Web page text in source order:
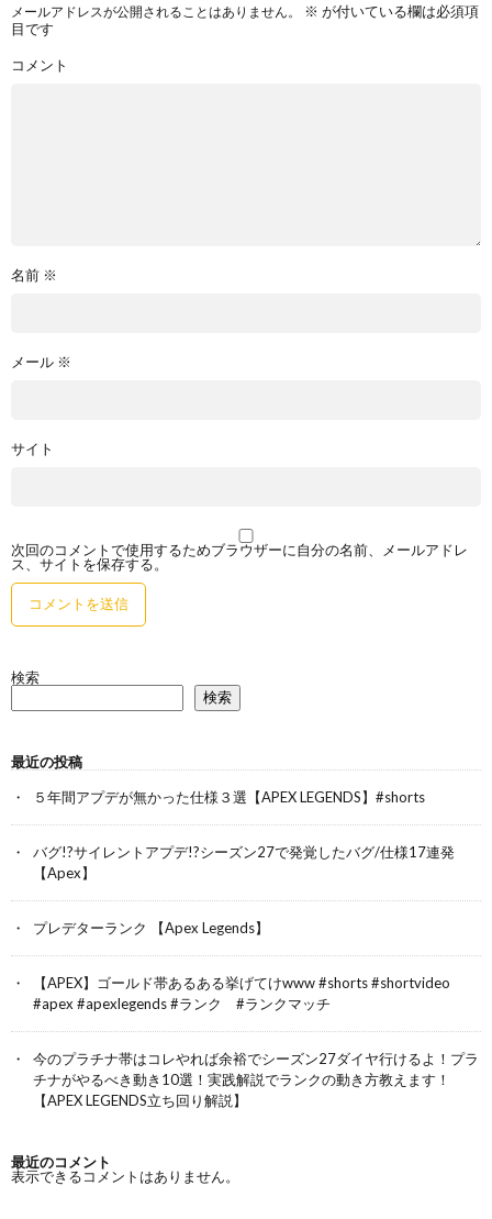
メールアドレスが公開されることはありません。 ※ が付いている欄は必須項
目です
コメント
名前 ※
メール ※
サイト
次回のコメントで使用するためブラウザーに自分の名前、メールアドレ
ス、サイトを保存する。
検索
検索
最近の投稿
５年間アプデが無かった仕様３選【APEX LEGENDS】#shorts
バグ!?サイレントアプデ!?シーズン27で発覚したバグ/仕様17連発
【Apex】
プレデターランク 【Apex Legends】
【APEX】ゴールド帯あるある挙げてけwww #shorts #shortvideo
#apex #apexlegends #ランク #ランクマッチ
今のプラチナ帯はコレやれば余裕でシーズン27ダイヤ行けるよ！プラ
チナがやるべき動き10選！実践解説でランクの動き方教えます！
【APEX LEGENDS立ち回り解説】
最近のコメント
表示できるコメントはありません。